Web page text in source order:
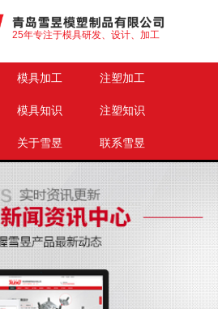
25年专注于模具研发、设计、加工
模具加工 注塑加工
模具知识 注塑知识
关于雪昱 联系雪昱